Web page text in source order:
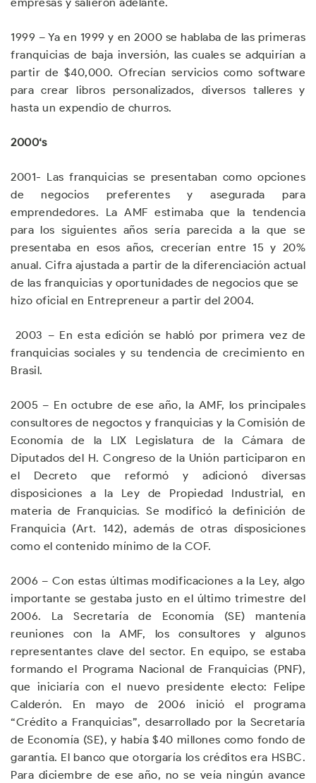
1999 – Ya en 1999 y en 2000 se hablaba de las primeras
franquicias de baja inversión, las cuales se adquirían a
partir de $40,000. Ofrecían servicios como software
para crear libros personalizados, diversos talleres y
hasta un expendio de churros.
2000‘s
2001- Las franquicias se presentaban como opciones
de negocios preferentes y asegurada para
emprendedores. La AMF estimaba que la tendencia
para los siguientes años sería parecida a la que se
presentaba en esos años, crecerían entre 15 y 20%
anual. Cifra ajustada a partir de la diferenciación actual
de las franquicias y oportunidades de negocios que se
hizo oficial en Entrepreneur a partir del 2004.
2003 – En esta edición se habló por primera vez de
franquicias sociales y su tendencia de crecimiento en
Brasil.
2005 – En octubre de ese año, la AMF, los principales
consultores de negoctos y franquicias y la Comisión de
Economía de la LlX Legislatura de la Cámara de
Diputados del H. Congreso de la Unión participaron en
el Decreto que reformó y adicionó diversas
disposiciones a la Ley de Propiedad Industrial, en
materia de Franquicias. Se modificó la definición de
Franquicia (Art. 142), además de otras disposiciones
como el contenido mínimo de la COF.
2006 – Con estas últimas modificaciones a la Ley, algo
importante se gestaba justo en el último trimestre del
2006. La Secretaría de Economía (SE) mantenía
reuniones con la AMF, los consultores y algunos
representantes clave del sector. En equipo, se estaba
formando el Programa Nacional de Franquicias (PNF),
que iniciaría con el nuevo presidente electo: Felipe
Calderón. En mayo de 2006 inició el programa
“Crédito a Franquicias”, desarrollado por la Secretaría
de Economía (SE), y había $40 millones como fondo de
garantía. El banco que otorgaría los créditos era HSBC.
Para diciembre de ese año, no se veía ningún avance